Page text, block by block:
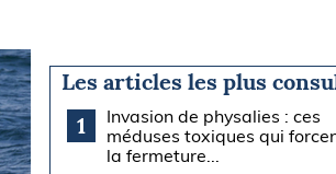
Les articles les plus
1
Invasion de physalies : ces
méduses toxiques qui
la fermeture...